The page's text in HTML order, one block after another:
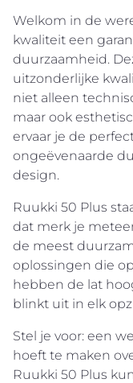
Welkom in de
kwaliteit een
duurzaamheid.
uitzonderlijke
niet alleen
maar ook
ervaar je de
ongeëvenaarde
design.
Ruukki 50 Plus
dat merk je
de meest
oplossingen die
hebben de lat
blinkt uit in elk
Stel je voor: een
hoeft te maken
Ruukki 50 Plus